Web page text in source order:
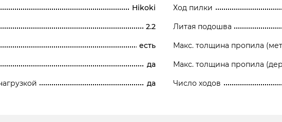
Hikoki
2.2
есть
да
да
Ход пилки
Литая подошва
Макс. толщина пропила
Макс. толщина пропила
Число ходов